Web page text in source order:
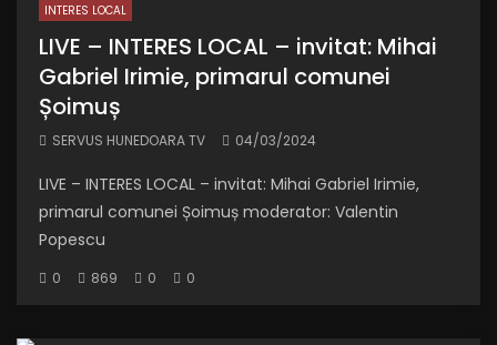
INTERES LOCAL
LIVE – INTERES LOCAL – invitat: Mihai
Gabriel Irimie, primarul comunei
Șoimuș
SERVUS HUNEDOARA TV 04/03/2024
LIVE – INTERES LOCAL – invitat: Mihai Gabriel Irimie,
primarul comunei Șoimuș moderator: Valentin
Popescu
0 869 0 0